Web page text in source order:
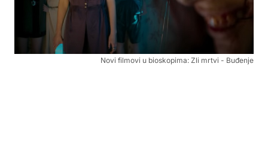
Novi filmovi u bioskopima: Zli mrtvi - Buđenje